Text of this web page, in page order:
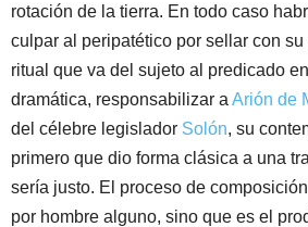
rotación de la tierra. En todo caso
culpar al peripatético por sellar con su
ritual que va del sujeto al predicado
dramática, responsabilizar a Arión de
del célebre legislador Solón, su
primero que dio forma clásica a una
sería justo. El proceso de
por hombre alguno, sino que es el